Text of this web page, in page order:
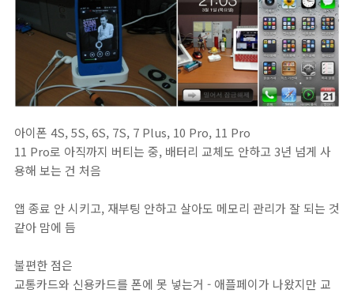
아이폰 4S, 5S, 6S, 7S, 7 Plus, 10 Pro, 11 Pro
11 Pro로 아직까지 버티는 중, 배터리 교체도 안하고 3년 넘게 사
용해 보는 건 처음
앱 종료 안 시키고, 재부팅 안하고 살아도 메모리 관리가 잘 되는 것
같아 맘에 듬
불편한 점은
교통카드와 신용카드를 폰에 못 넣는거 - 애플페이가 나왔지만 교